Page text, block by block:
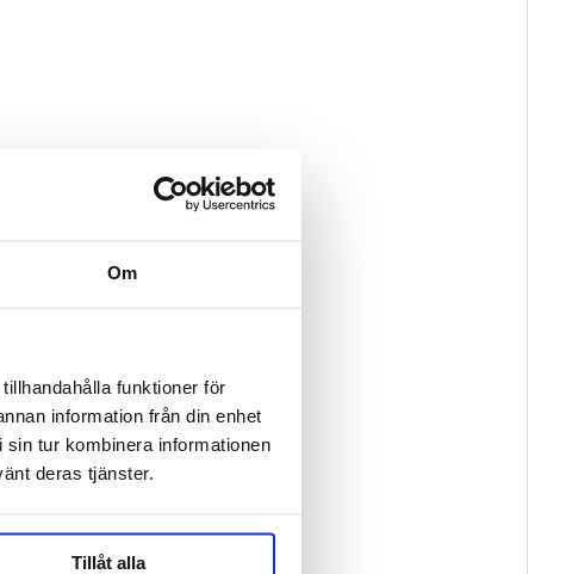
Om
funktioner för
information från din enhet
tur kombinera informationen
deras tjänster.
Tillåt alla